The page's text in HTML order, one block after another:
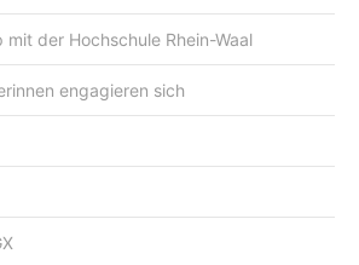
mit der Hochschule Rhein-Waal
engagieren sich